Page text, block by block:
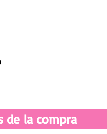
de la compra